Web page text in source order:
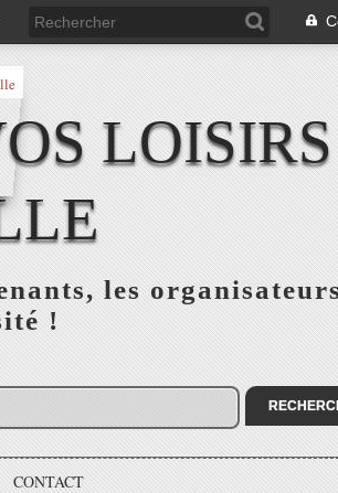
LOISIRS
les
!
CONTACT